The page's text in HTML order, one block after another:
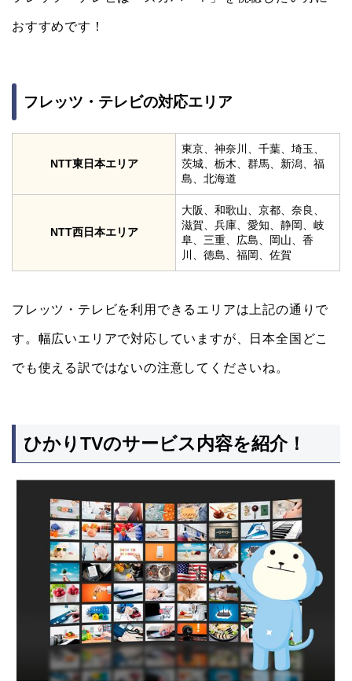
おすすめです！
フレッツ・テレビの対応エリア
NTT東日本エリア
東京、神奈川、千葉、埼玉、
茨城、栃木、群馬、新潟、福
島、北海道
NTT西日本エリア
大阪、和歌山、京都、奈良、
滋賀、兵庫、愛知、静岡、岐
阜、三重、広島、岡山、香
川、徳島、福岡、佐賀
フレッツ・テレビを利用できるエリアは上記の通りで
す。幅広いエリアで対応していますが、日本全国どこ
でも使える訳ではないの注意してくださいね。
ひかりTVのサービス内容を紹介！